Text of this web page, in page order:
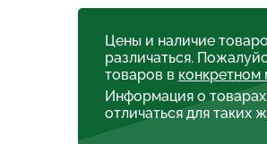
Цены и наличие
различаться.
товаров в конкретном
Информация о
отличаться для таких